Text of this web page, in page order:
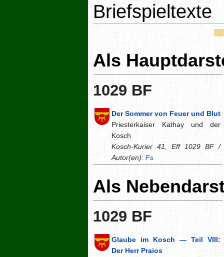
Briefspieltexte
Als
1029 BF
Der Sommer von Feuer und Blut
Priesterkaiser Kathay und der
Kosch
Kosch-Kurier 41, Eff 1029 BF /
Autor(en): Fs
Als
1029 BF
Glaube im Kosch — Teil VIII:
Der Herr Praios